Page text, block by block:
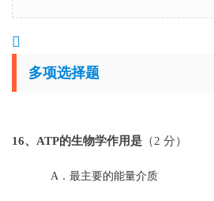
多项选择题
16、ATP的生物学作用是 （2 分）
A． 最主要的能量介质